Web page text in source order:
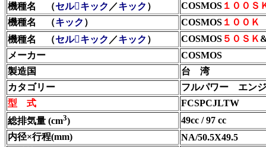
機種名 （セルキック ／キック ） COSMOS １００Ｓ
機種名 （キック ） COSMOS １００Ｋ
機種名 （セルキック ／キック ） COSMOS ５０ＳＫ
メーカー
COSMOS
製造国
台 湾
カタゴリー
フルパワー エン
型 式
FCSPCJLTW
総排気量 (cm3)
49cc / 97 cc
内径×行程(mm)
NA/50.5X49.5